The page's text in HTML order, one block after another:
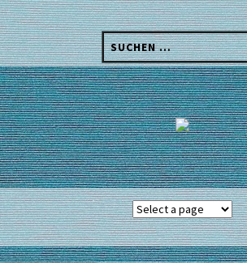
Skip
to
content
Suchen
nach: